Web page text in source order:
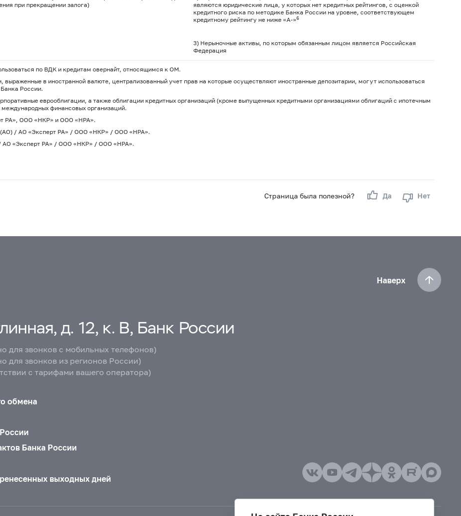
при прекращении залога)
являются юридические лица, у которых нет кредитных рейтингов, с оценкой
кредитного риска по методике Банка России на уровне, соответствующем
кредитному рейтингу не ниже «А-»6
3) Нерыночные активы, по которым обязанным лицом является Российская
Федерация
по ВДК и кредитам овернайт, относящимся к ОМ.
в иностранной валюте, централизованный учет прав на которые осуществляют иностранные депозитарии, могут использоваться
России.
еврооблигации, а также облигации кредитных организаций (кроме выпущенных кредитными организациями облигаций с ипотечным
финансовых организаций.
РА», ООО «НКР» и ООО «НРА».
/ АО «Эксперт РА» / ООО «НКР» / ООО «НРА».
«Эксперт РА» / ООО «НКР» / ООО «НРА».
Страница была полезной? Да Нет
Наверх
д. 12, к. В, Банк России
для звонков с мобильных телефонов)
для звонков из регионов России)
с тарифами вашего оператора)
обмена
Банка России
выходных дней